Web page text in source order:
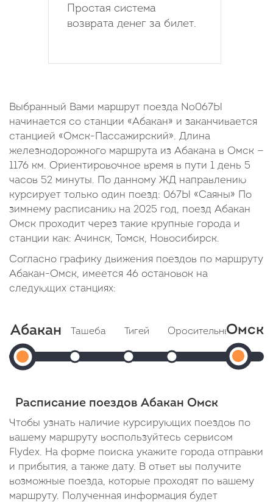
Простая система
возврата денег за билет.
Выбранный Вами маршрут поезда №067Ы
начинается со станции «Абакан» и заканчивается
станцией «Омск-Пассажирский». Длина
железнодорожного маршрута из Абакана в Омск —
1176 км. Ориентировочное время в пути 1 день 5
часов 52 минуты. По данному ЖД направлению
курсирует только один поезд: 067Ы «Саяны» По
зимнему расписанию на 2025 год, поезд Абакан
Омск проходит через такие крупные города и
станции как: Ачинск, Томск, Новосибирск.
Согласно графику движения поездов по маршруту
Абакан-Омск, имеется 46 остановок на
следующих станциях:
Абакан
Абакан
Отправление:
Ташеба
Прибытие: 18:37
В пути: 22 минуты
Тигей
Прибытие: 18:55
В пути: 40 минут
Оросительный
Прибытие: 19:07
Отправление: 19:08
В пути: 52 минуты
Омск
В
пути:
1
Расписание поездов Абакан Омск
Чтобы узнать наличие курсирующих поездов по
вашему маршруту воспользуйтесь сервисом
Flydex. На форме поиска укажите города отправки
и прибытия, а также дату. В ответ вы получите
возможные поезда, которые проходят по вашему
маршруту. Полученная информация будет